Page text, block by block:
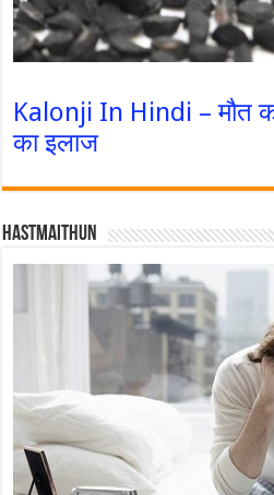
Kalonji In Hindi – मौत
का इलाज
Hastmaithun